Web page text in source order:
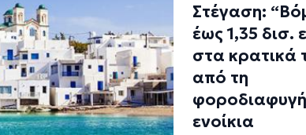
Στέγαση:
έως 1,35 δισ.
στα κρατικά
από τη
ενοίκια